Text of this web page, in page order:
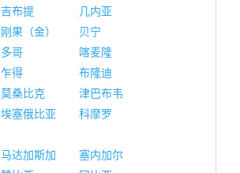
吉布提
几内亚
刚果（金）
贝宁
多哥
喀麦隆
乍得
布隆迪
莫桑比克
津巴布韦
埃塞俄比亚
科摩罗
马达加斯加
塞内加尔